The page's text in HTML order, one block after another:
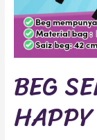
BEG
HAPPY